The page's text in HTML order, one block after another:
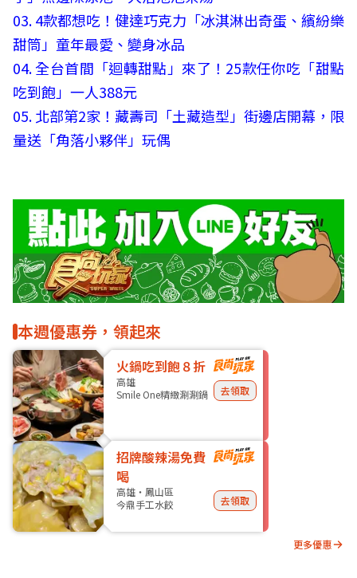
03.4款都想吃！健達巧克力「冰淇淋出奇蛋、繽紛樂
甜筒」童年最愛、變身冰品
04.全台首間「迴轉甜點」來了！25款任你吃「甜點
吃到飽」一人388元
05.北部第2家！藏壽司「土藏造型」街邊店開幕，限
量送「角落小夥伴」玩偶
本週優惠券，領起來
火鍋吃到飽８折
高雄
Smile One精緻涮涮鍋
去領取
招牌酸辣湯免費
喝
高雄・鳳山區
今鼎手工水餃
去領取
更多優惠